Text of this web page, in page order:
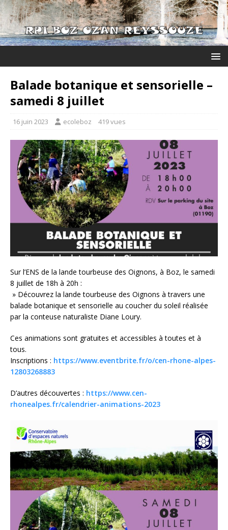
Balade botanique et sensorielle –
samedi 8 juillet
16 juin 2023 ecoleboz 419 vues
Sur l’ENS de la lande tourbeuse des Oignons, à Boz, le samedi
8 juillet de 18h à 20h :
» Découvrez la lande tourbeuse des Oignons à travers une
balade botanique et sensorielle au coucher du soleil réalisée
par la conteuse naturaliste Diane Loury.
Ces animations sont gratuites et accessibles à toutes et à
tous.
Inscriptions : https://www.eventbrite.fr/o/cen-rhone-alpes-
12803268883
D’autres découvertes : https://www.cen-
rhonealpes.fr/calendrier-animations-2023